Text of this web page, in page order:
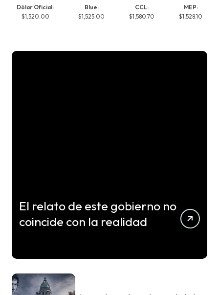
Dólar Oficial:
$1,520.00
Blue:
$1,525.00
CCL:
$1,580.70
MEP:
$1,528.10
El relato de este gobierno no
coincide con la realidad